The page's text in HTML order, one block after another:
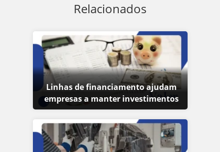
Relacionados
Linhas de financiamento ajudam
empresas a manter investimentos